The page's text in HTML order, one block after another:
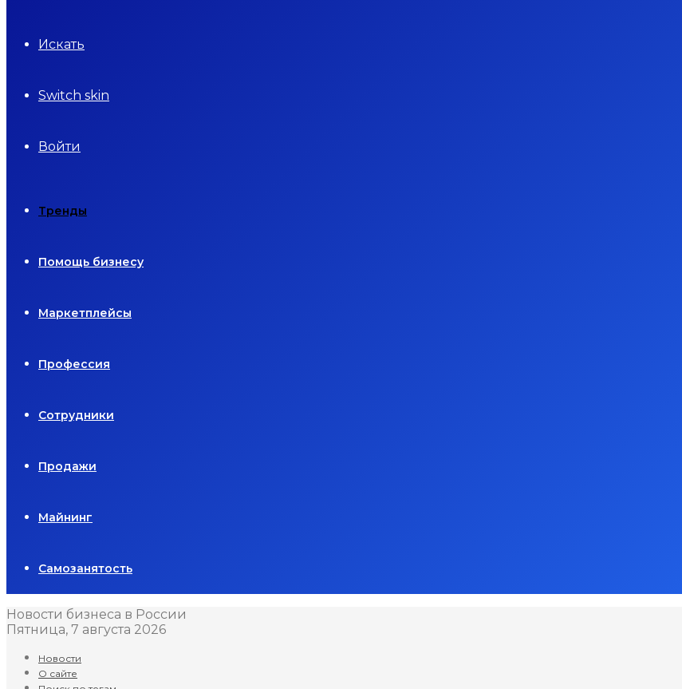
Искать
Switch skin
Войти
Тренды
Помощь бизнесу
Маркетплейсы
Профессия
Сотрудники
Продажи
Майнинг
Самозанятость
Новости бизнеса в России
Пятница, 7 августа 2026
Новости
О сайте